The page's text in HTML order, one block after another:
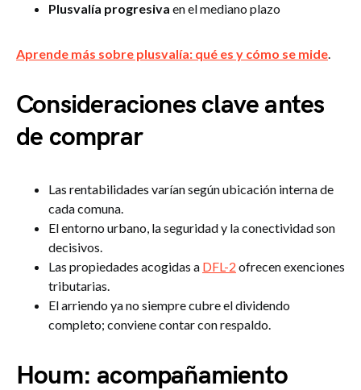
Plusvalía progresiva en el mediano plazo
Aprende más sobre plusvalía: qué es y cómo se mide.
Consideraciones clave antes
de comprar
Las rentabilidades varían según ubicación interna de
cada comuna.
El entorno urbano, la seguridad y la conectividad son
decisivos.
Las propiedades acogidas a DFL-2 ofrecen exenciones
tributarias.
El arriendo ya no siempre cubre el dividendo
completo; conviene contar con respaldo.
Houm: acompañamiento